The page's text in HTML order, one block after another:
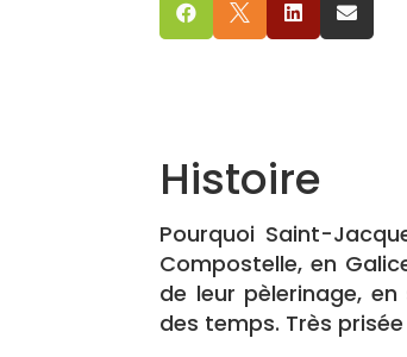
   
Histoire
Pourquoi Saint-
Compostelle, en
de leur pèlerinage,
des temps. Très